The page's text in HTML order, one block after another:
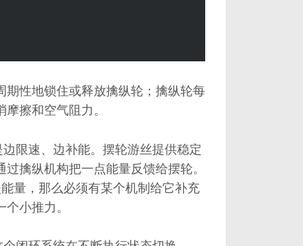
性地锁住或释放擒纵轮；擒纵轮每
擦和空气阻力。
限速、边补能。摆轮游丝提供稳定
擒纵机构把一点能量反馈给摆轮。
量，那么必须有某个机制给它补充
小推力。